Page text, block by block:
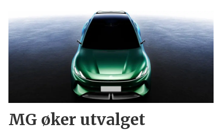
MG øker utvalget